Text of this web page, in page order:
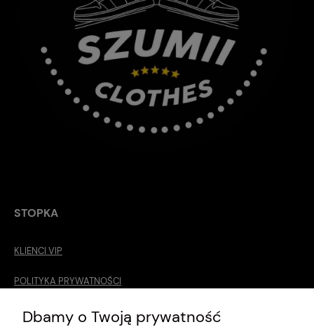
STOPKA
KLIENCI VIP
POLITYKA PRYWATNOŚCI
O MNIE
Dbamy o Twoją prywatność